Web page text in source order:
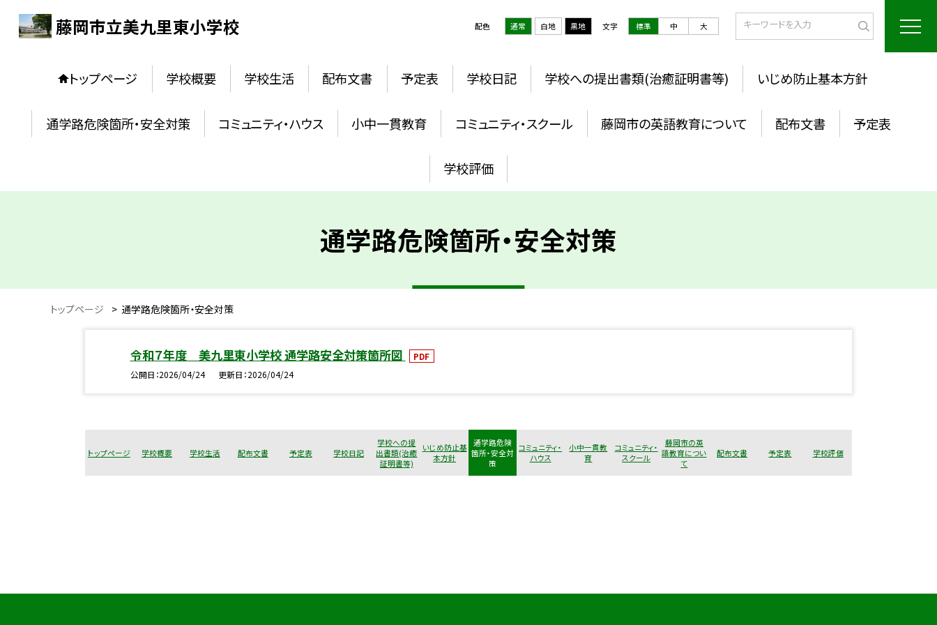
藤岡市立美九里東小学校 配色 通常 白地 黒地 文字 標準 中 大
トップページ 学校概要 学校生活 配布文書 予定表 学校日記 学校への提出書類(治癒証明書等) いじめ防止基本方針
通学路危険箇所・安全対策 コミュニティ・ハウス 小中一貫教育 コミュニティ・スクール 藤岡市の英語教育について 配布文書 予定表
学校評価
通学路危険箇所・安全対策
トップページ > 通学路危険箇所・安全対策
令和７年度 美九里東小学校 通学路安全対策箇所図
PDF
公開日 2026/04/24 更新日 2026/04/24
トップページ 学校概要 学校生活 配布文書 予定表 学校日記
学校への提
出書類(治癒
証明書等)
いじめ防止基
本方針
通学路危険
箇所・安全対
策
コミュニティ・
ハウス
小中一貫教
育
コミュニティ・
スクール
藤岡市の英
語教育につい
て
配布文書 予定表 学校評価